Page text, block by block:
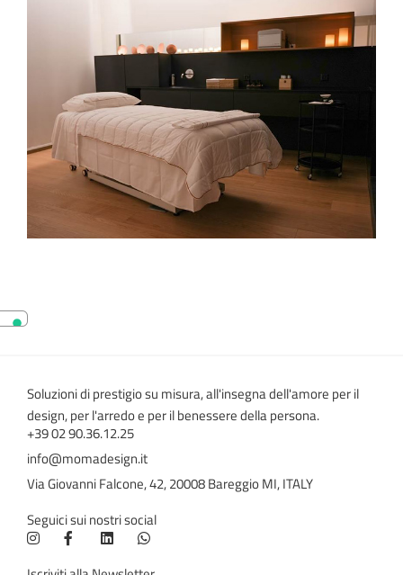
Soluzioni di prestigio su misura, all'insegna dell'amore per il
design, per l'arredo e per il benessere della persona.
+39 02 90.36.12.25
info@momadesign.it
Via Giovanni Falcone, 42, 20008 Bareggio MI, ITALY
Seguici sui nostri social